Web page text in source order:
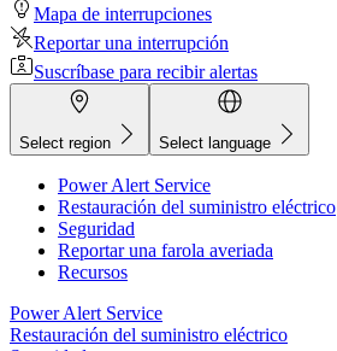
Mapa de interrupciones
Reportar una interrupción
Suscríbase para recibir alertas
Select region Select language
Power Alert Service
Restauración del suministro eléctrico
Seguridad
Reportar una farola averiada
Recursos
Power Alert Service
Restauración del suministro eléctrico